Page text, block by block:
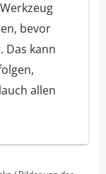
bevor
Das kann
allen